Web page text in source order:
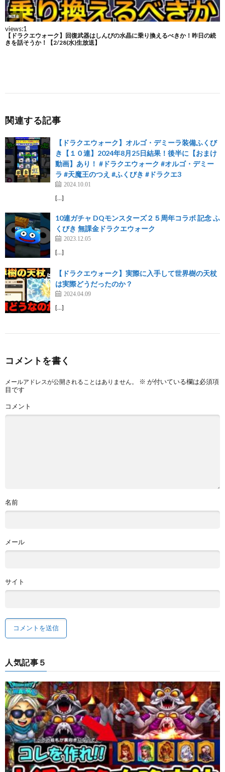
関連する記事
【ドラクエウォーク】オルゴ・デミーラ装備ふくび
き【１０連】2024年8月25日結果！後半に【おまけ
動画】あり！ #ドラクエウォーク #オルゴ・デミー
ラ #天魔王のつえ #ふくびき #ドラクエ3
2024.10.01
[…]
10連ガチャ DQモンスターズ２５周年コラボ 記念 ふ
くびき 無課金ドラクエウォーク
2023.12.05
[…]
【ドラクエウォーク】実際に入手して世界樹の天杖
は実際どうだったのか？
2024.04.09
[…]
コメントを書く
メールアドレスが公開されることはありません。 ※ が付いている欄は必須項
目です
コメント
名前
メール
サイト
人気記事５